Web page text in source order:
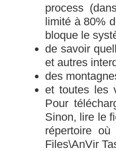
process
limité à 80%
bloque le
de savoir
et autres
des
et toutes les
Pour
Sinon, lire le
répertoire
Files\AnVir